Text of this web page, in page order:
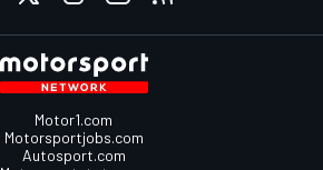
Motor1.com
Motorsportjobs.com
Autosport.com